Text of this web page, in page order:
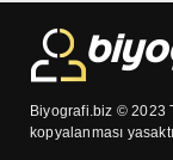
Biyografi.biz © 2023
kopyalanması